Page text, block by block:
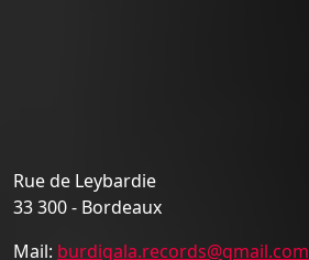
Rue de Leybardie
33 300 - Bordeaux
Mail: burdigala.records@gmail.com